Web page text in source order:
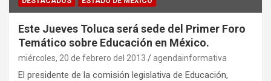
Este Jueves Toluca será sede del Primer Foro
Temático sobre Educación en México.
miércoles, 20 de febrero del 2013 agendainformativa
El presidente de la comisión legislativa de Educación,